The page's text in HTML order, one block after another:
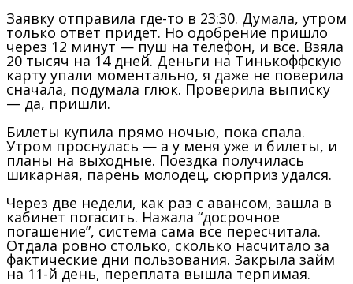
Заявку отправила где-то в 23:30. Думала, утром
только ответ придет. Но одобрение пришло
через 12 минут — пуш на телефон, и все. Взяла
20 тысяч на 14 дней. Деньги на Тинькоффскую
карту упали моментально, я даже не поверила
сначала, подумала глюк. Проверила выписку
— да, пришли.
Билеты купила прямо ночью, пока спала.
Утром проснулась — а у меня уже и билеты, и
планы на выходные. Поездка получилась
шикарная, парень молодец, сюрприз удался.
Через две недели, как раз с авансом, зашла в
кабинет погасить. Нажала “досрочное
погашение”, система сама все пересчитала.
Отдала ровно столько, сколько насчитало за
фактические дни пользования. Закрыла займ
на 11-й день, переплата вышла терпимая.